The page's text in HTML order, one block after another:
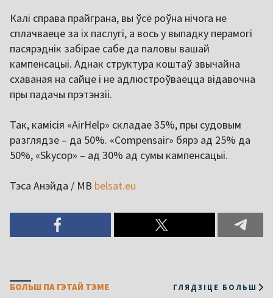
Калі справа прайграна, вы ўсё роўна нічога не
сплачваеце за іх паслугі, а вось у выпадку перамогі
пасярэднік забірае сабе да паловы вашай
кампенсацыі. Аднак структура коштаў звычайна
схаваная на сайце і не адлюстроўваецца відавочна
пры падачы прэтэнзіі.
Так, камісія «AirHelp» складае 35%, пры судовым
разглядзе – да 50%. «Compensair» бярэ ад 25% да
50%, «Skycop» – ад 30% ад сумы кампенсацыі.
Тэса Анэйда / МВ belsat.eu
БОЛЬШ ПА ГЭТАЙ ТЭМЕ ГЛЯДЗІЦЕ БОЛЬШ